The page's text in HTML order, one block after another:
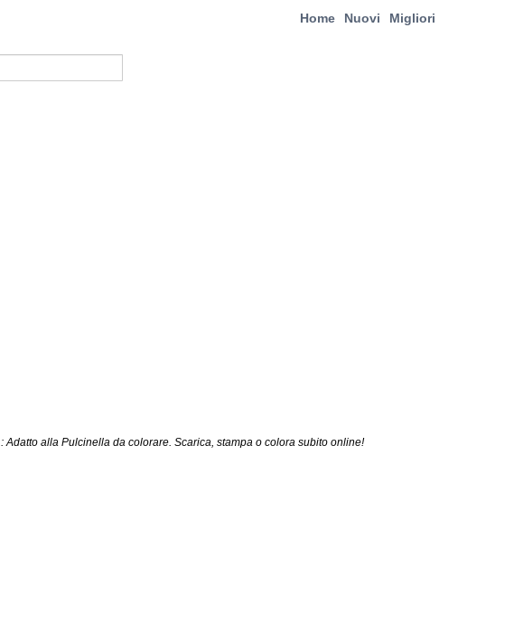
Home Nuovi Migliori
: Adatto alla Pulcinella da colorare. Scarica, stampa o colora subito online!